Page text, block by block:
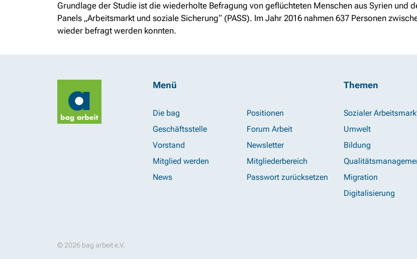
Grundlage der Studie ist die wiederholte Befragung von geflüchteten Menschen aus Syrien und
Panels „Arbeitsmarkt und soziale Sicherung“ (PASS). Im Jahr 2016 nahmen 637 Personen
wieder befragt werden konnten.
Menü
Die bag
Geschäftsstelle
Vorstand
Mitglied werden
News
Positionen
Forum Arbeit
Newsletter
Mitgliederbereich
Passwort zurücksetzen
Themen
Sozialer
Umwelt
Bildung
Migration
Digitalisierung
© 2026 bag arbeit e.V.